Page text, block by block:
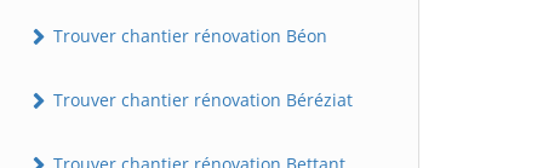
Trouver chantier rénovation Béon
Trouver chantier rénovation Béréziat